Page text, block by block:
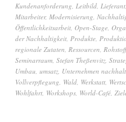
Kundenanforderung, Leitbild, Lieferant,
Mitarbeiter, Modernisierung,
Öffentlichkeitsarbeit, Open-Stage,
der Nachhaltigkeit, Produkte,
regionale Zutaten, Ressourcen, Rohstoff
Seminarraum, Stefan Theßenvitz,
Umbau, umsatz, Unternehmen
Vollverpflegung, Wald, Werkstatt,
Wohlfahrt, Workshops, World-Café,